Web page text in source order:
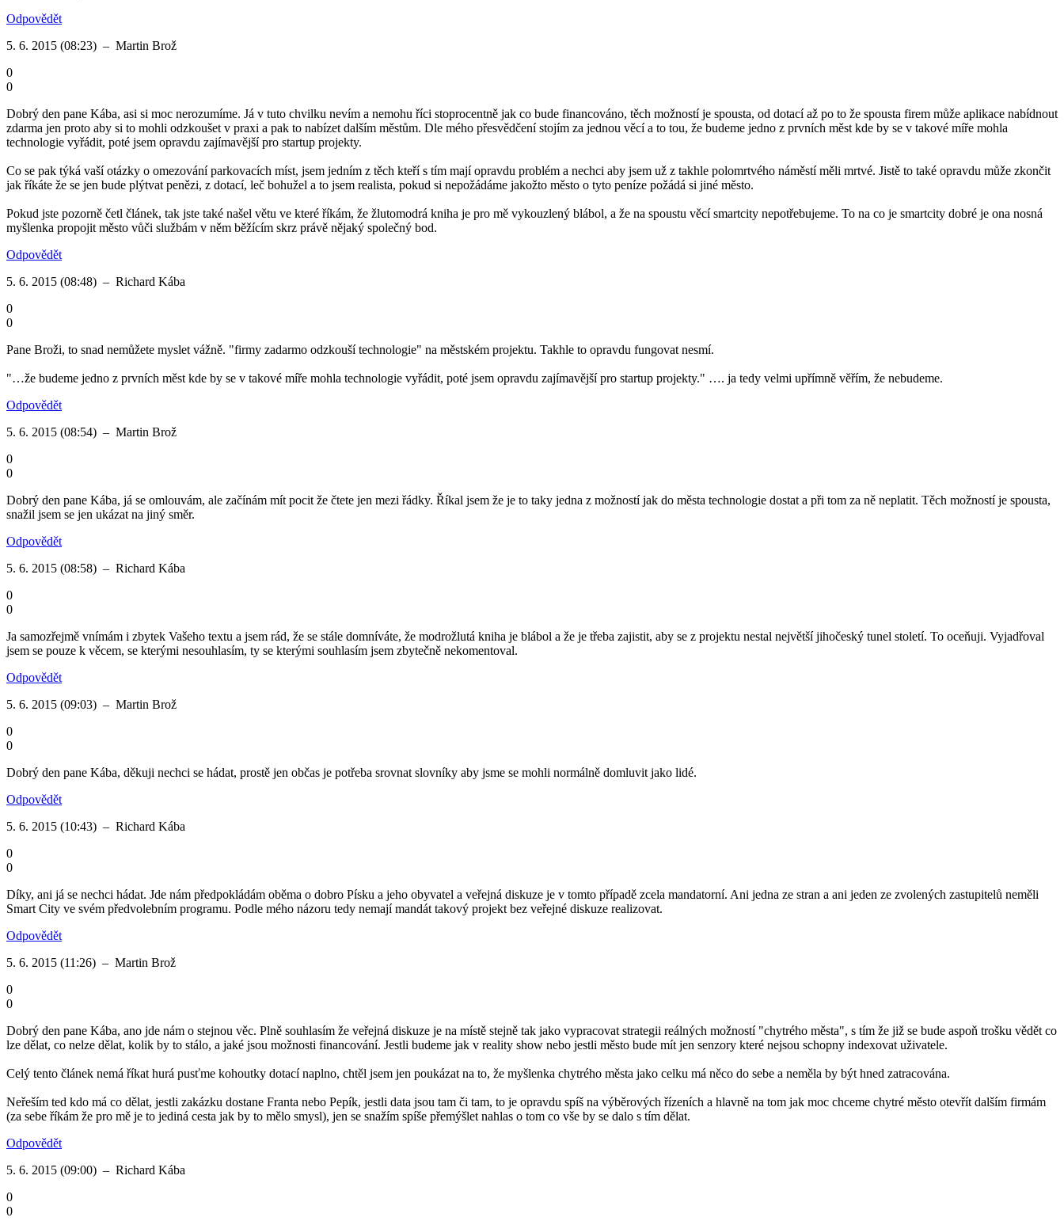
Odpovědět
5. 6. 2015 (08:23) – Martin Brož
0
0
Dobrý den pane Kába, asi si moc nerozumíme. Já v tuto chvilku nevím a nemohu říci stoprocentně jak co bude financováno, těch možností je spousta, od dotací až po to že spousta firem může aplikace nabídnout
zdarma jen proto aby si to mohli odzkoušet v praxi a pak to nabízet dalším městům. Dle mého přesvědčení stojím za jednou věcí a to tou, že budeme jedno z prvních měst kde by se v takové míře mohla
technologie vyřádit, poté jsem opravdu zajímavější pro startup projekty.
Co se pak týká vaší otázky o omezování parkovacích míst, jsem jedním z těch kteří s tím mají opravdu problém a nechci aby jsem už z takhle polomrtvého náměstí měli mrtvé. Jistě to také opravdu může zkončit
jak říkáte že se jen bude plýtvat penězi, z dotací, leč bohužel a to jsem realista, pokud si nepožádáme jakožto město o tyto peníze požádá si jiné město.
Pokud jste pozorně četl článek, tak jste také našel větu ve které říkám, že žlutomodrá kniha je pro mě vykouzlený blábol, a že na spoustu věcí smartcity nepotřebujeme. To na co je smartcity dobré je ona nosná
myšlenka propojit město vůči službám v něm běžícím skrz právě nějaký společný bod.
Odpovědět
5. 6. 2015 (08:48) – Richard Kába
0
0
Pane Broži, to snad nemůžete myslet vážně. "firmy zadarmo odzkouší technologie" na městském projektu. Takhle to opravdu fungovat nesmí.
"…že budeme jedno z prvních měst kde by se v takové míře mohla technologie vyřádit, poté jsem opravdu zajímavější pro startup projekty." …. ja tedy velmi upřímně věřím, že nebudeme.
Odpovědět
5. 6. 2015 (08:54) – Martin Brož
0
0
Dobrý den pane Kába, já se omlouvám, ale začínám mít pocit že čtete jen mezi řádky. Říkal jsem že je to taky jedna z možností jak do města technologie dostat a při tom za ně neplatit. Těch možností je spousta,
snažil jsem se jen ukázat na jiný směr.
Odpovědět
5. 6. 2015 (08:58) – Richard Kába
0
0
Ja samozřejmě vnímám i zbytek Vašeho textu a jsem rád, že se stále domníváte, že modrožlutá kniha je blábol a že je třeba zajistit, aby se z projektu nestal největší jihočeský tunel století. To oceňuji. Vyjadřoval
jsem se pouze k věcem, se kterými nesouhlasím, ty se kterými souhlasím jsem zbytečně nekomentoval.
Odpovědět
5. 6. 2015 (09:03) – Martin Brož
0
0
Dobrý den pane Kába, děkuji nechci se hádat, prostě jen občas je potřeba srovnat slovníky aby jsme se mohli normálně domluvit jako lidé.
Odpovědět
5. 6. 2015 (10:43) – Richard Kába
0
0
Díky, ani já se nechci hádat. Jde nám předpokládám oběma o dobro Písku a jeho obyvatel a veřejná diskuze je v tomto případě zcela mandatorní. Ani jedna ze stran a ani jeden ze zvolených zastupitelů neměli
Smart City ve svém předvolebním programu. Podle mého názoru tedy nemají mandát takový projekt bez veřejné diskuze realizovat.
Odpovědět
5. 6. 2015 (11:26) – Martin Brož
0
0
Dobrý den pane Kába, ano jde nám o stejnou věc. Plně souhlasím že veřejná diskuze je na místě stejně tak jako vypracovat strategii reálných možností "chytrého města", s tím že již se bude aspoň trošku vědět co
lze dělat, co nelze dělat, kolik by to stálo, a jaké jsou možnosti financování. Jestli budeme jak v reality show nebo jestli město bude mít jen senzory které nejsou schopny indexovat uživatele.
Celý tento článek nemá říkat hurá pusťme kohoutky dotací naplno, chtěl jsem jen poukázat na to, že myšlenka chytrého města jako celku má něco do sebe a neměla by být hned zatracována.
Neřeším ted kdo má co dělat, jestli zakázku dostane Franta nebo Pepík, jestli data jsou tam či tam, to je opravdu spíš na výběrových řízeních a hlavně na tom jak moc chceme chytré město otevřít dalším firmám
(za sebe říkám že pro mě je to jediná cesta jak by to mělo smysl), jen se snažím spíše přemýšlet nahlas o tom co vše by se dalo s tím dělat.
Odpovědět
5. 6. 2015 (09:00) – Richard Kába
0
0